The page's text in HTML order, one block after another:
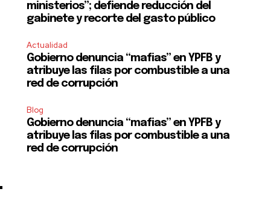
ministerios”; defiende reducción del
gabinete y recorte del gasto público
Actualidad
Gobierno denuncia “mafias” en YPFB y
atribuye las filas por combustible a una
red de corrupción
Blog
Gobierno denuncia “mafias” en YPFB y
atribuye las filas por combustible a una
red de corrupción